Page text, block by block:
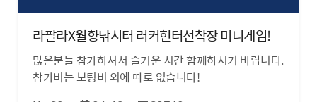
라팔라X월향낚시터 러커헌터선착장 미니게임!
많은분들 참가하셔서 즐거운 시간 함께하시기 바랍니다.
참가비는 보팅비 외에 따로 없습니다!